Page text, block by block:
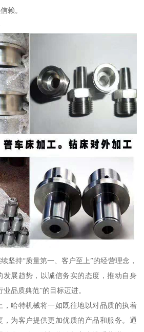
赖。
坚持“质量第一、客户至上”的经营理念，
发展趋势，以诚信务实的态度，推动自身
品质典范”的目标迈进。
哈特机械将一如既往地以对品质的执着
为客户提供更加优质的产品和服务。通